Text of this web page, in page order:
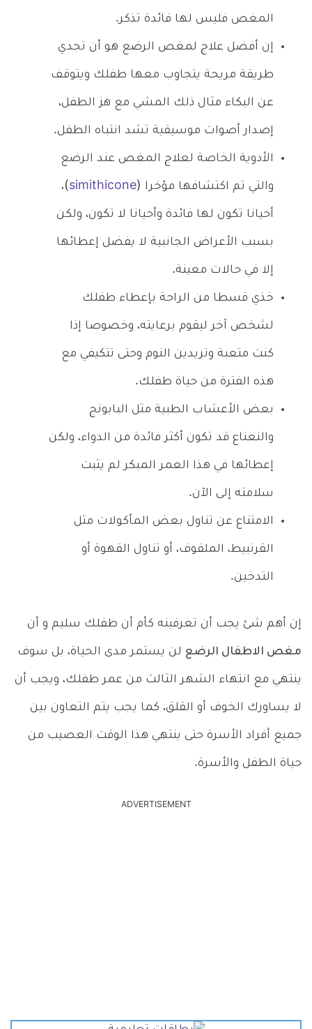
المغص فليس لها فائدة تذكر.
إن أفضل علاج لمغص الرضع هو أن تجدي
طريقة مريحة يتجاوب معها طفلك ويتوقف
عن البكاء مثال ذلك المشي مع هز الطفل،
إصدار أصوات موسيقية تشد انتباه الطفل.
الأدوية الخاصة لعلاج المغص عند الرضع
والتي تم اكتشافها مؤخرا (simithicone)،
أحيانا تكون لها فائدة وأحيانا لا تكون، ولكن
بسبب الأعراض الجانبية لا يفضل إعطائها
إلا في حالات معينة.
خذي قسطا من الراحة بإعطاء طفلك
لشخص آخر ليقوم برعايته، وخصوصا إذا
كنت متعبة وتريدين النوم وحتى تتكيفي مع
هذه الفترة من حياة طفلك.
بعض الأعشاب الطبية مثل البابونج
والنعناع قد تكون أكثر فائدة من الدواء، ولكن
إعطائها في هذا العمر المبكر لم يثبت
سلامته إلى الآن.
الامتناع عن تناول بعض المأكولات مثل
القرنبيط، الملفوف، أو تناول القهوة أو
التدخين.
إن أهم شئ يجب أن تعرفينه كأم أن طفلك سليم و أن
مغص الاطفال الرضع لن يستمر مدى الحياة، بل سوف
ينتهي مع انتهاء الشهر الثالث من عمر طفلك، ويجب أن
لا يساورك الخوف أو القلق، كما يجب يتم التعاون بين
جميع أفراد الأسرة حتى ينتهي هذا الوقت العصيب من
حياة الطفل والأسرة.
ADVERTISEMENT